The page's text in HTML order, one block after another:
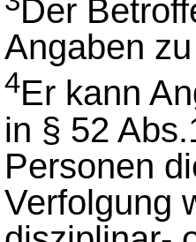
Der
Angaben
4Er kann
in § 52
Personen
Verfolgung